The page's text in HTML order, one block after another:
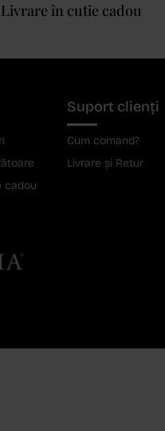
Livrare în cutie cadou
cadou
Suport clienți
Cum comand?
Livrare și Retur